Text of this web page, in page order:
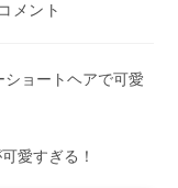
メント
ョートヘアで可愛
愛すぎる！